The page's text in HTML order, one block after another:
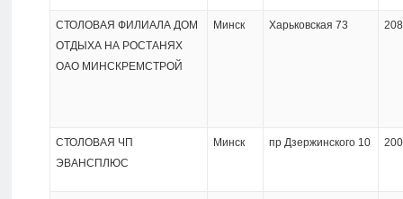
СТОЛОВАЯ ФИЛИАЛА ДОМ
ОТДЫХА НА РОСТАНЯХ
ОАО МИНСКРЕМСТРОЙ
Минск Харьковская 73
СТОЛОВАЯ ЧП
ЭВАНСПЛЮС
Минск пр Дзержинского 10